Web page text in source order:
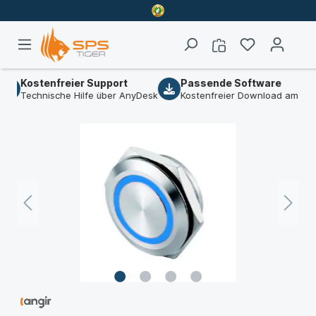
Kostenfreier Support
Technische Hilfe über AnyDesk
Passende Software
Kostenfreier Download am